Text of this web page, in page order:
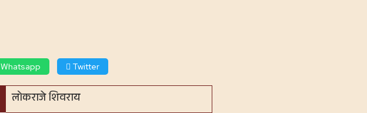
Whatsapp Twitter
लोकराजे शिवराय